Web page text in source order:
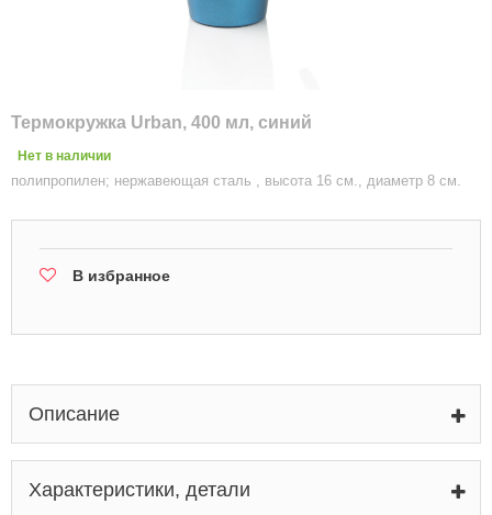
Термокружка Urban, 400 мл, синий
Нет в наличии
полипропилен; нержавеющая сталь , высота 16 см., диаметр 8 см.
В избранное
Описание
Характеристики, детали